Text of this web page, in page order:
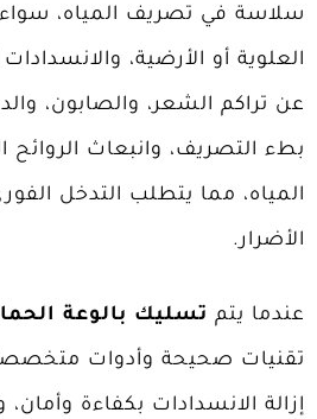
سلاسة في تصريف المياه، سواء
العلوية أو الأرضية،
عن تراكم الشعر، والصابون،
بطء التصريف، وانبعاث الروائح
المياه، مما يتطلب التدخل
الأضرار.
عندما يتم تسليك بالوعة
تقنيات صحيحة وأدوات
إزالة الانسدادات بكفاءة وأمان،